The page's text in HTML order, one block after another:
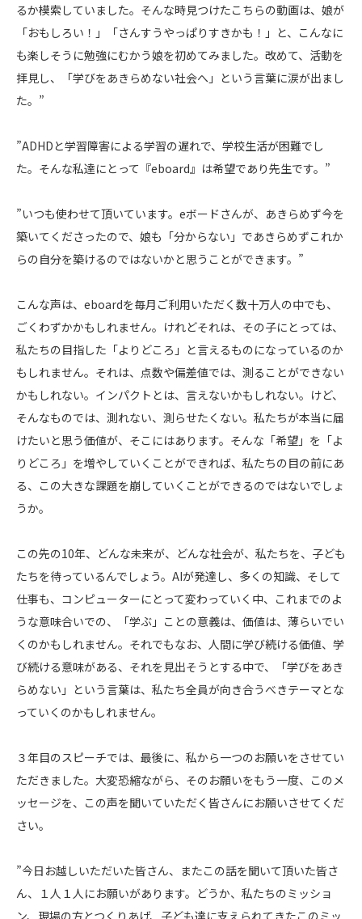
るか模索していました。そんな時見つけたこちらの動画は、娘が
「おもしろい！」「さんすうやっぱりすきかも！」と、こんなに
も楽しそうに勉強にむかう娘を初めてみました。改めて、活動を
拝見し、「学びをあきらめない社会へ」という言葉に涙が出まし
た。”
”ADHDと学習障害による学習の遅れで、学校生活が困難でし
た。そんな私達にとって『eboard』は希望であり先生です。”
”いつも使わせて頂いています。eボードさんが、あきらめず今を
築いてくださったので、娘も「分からない」であきらめずこれか
らの自分を築けるのではないかと思うことができます。”
こんな声は、eboardを毎月ご利用いただく数十万人の中でも、
ごくわずかかもしれません。けれどそれは、その子にとっては、
私たちの目指した「よりどころ」と言えるものになっているのか
もしれません。それは、点数や偏差値では、測ることができない
かもしれない。インパクトとは、言えないかもしれない。けど、
そんなものでは、測れない、測らせたくない。私たちが本当に届
けたいと思う価値が、そこにはあります。そんな「希望」を「よ
りどころ」を増やしていくことができれば、私たちの目の前にあ
る、この大きな課題を崩していくことができるのではないでしょ
うか。
この先の10年、どんな未来が、どんな社会が、私たちを、子ども
たちを待っているんでしょう。AIが発達し、多くの知識、そして
仕事も、コンピューターにとって変わっていく中、これまでのよ
うな意味合いでの、「学ぶ」ことの意義は、価値は、薄らいでい
くのかもしれません。それでもなお、人間に学び続ける価値、学
び続ける意味がある、それを見出そうとする中で、「学びをあき
らめない」という言葉は、私たち全員が向き合うべきテーマとな
っていくのかもしれません。
３年目のスピーチでは、最後に、私から一つのお願いをさせてい
ただきました。大変恐縮ながら、そのお願いをもう一度、このメ
ッセージを、この声を聞いていただく皆さんにお願いさせてくだ
さい。
”今日お越しいただいた皆さん、またこの話を聞いて頂いた皆さ
ん、１人１人にお願いがあります。どうか、私たちのミッショ
ン、現場の方とつくりあげ、子ども達に支えられてきたこのミッ